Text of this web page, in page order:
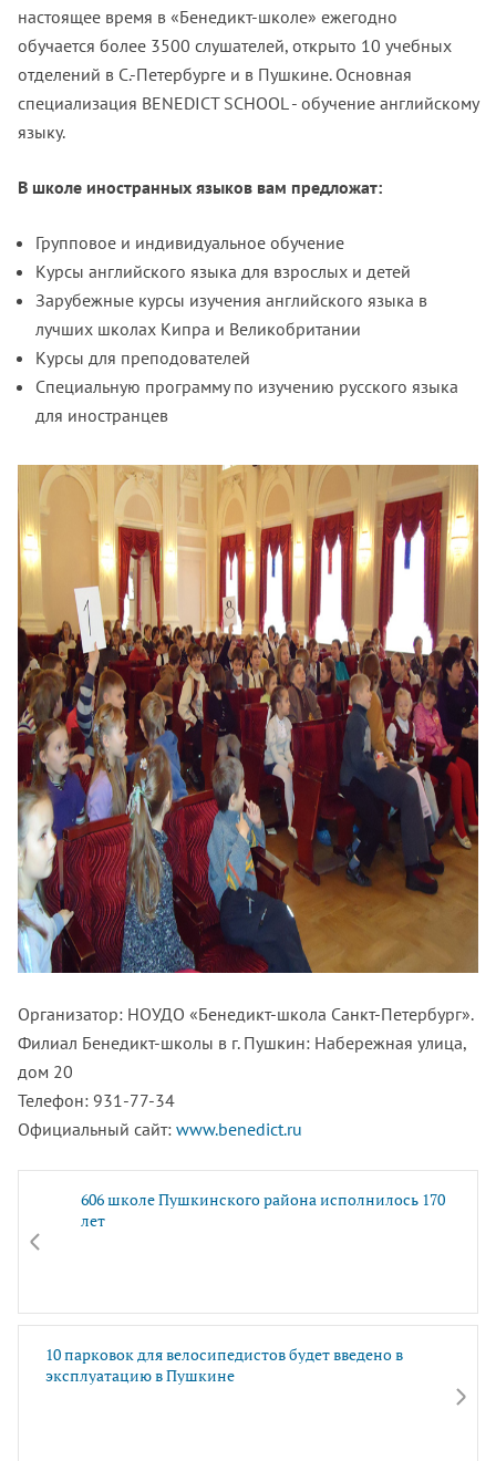
настоящее время в «Бенедикт-школе» ежегодно
обучается более 3500 слушателей, открыто 10 учебных
отделений в С.-Петербурге и в Пушкине. Основная
специализация BENEDICT SCHOOL - обучение английскому
языку.
В школе иностранных языков вам предложат:
Групповое и индивидуальное обучение
Курсы английского языка для взрослых и детей
Зарубежные курсы изучения английского языка в
лучших школах Кипра и Великобритании
Курсы для преподователей
Специальную программу по изучению русского языка
для иностранцев
Организатор: НОУДО «Бенедикт-школа Санкт-Петербург».
Филиал Бенедикт-школы в г. Пушкин: Набережная улица,
дом 20
Телефон: 931-77-34
Официальный сайт: www.benedict.ru
606 школе Пушкинского района исполнилось 170
лет
10 парковок для велосипедистов будет введено в
эксплуатацию в Пушкине